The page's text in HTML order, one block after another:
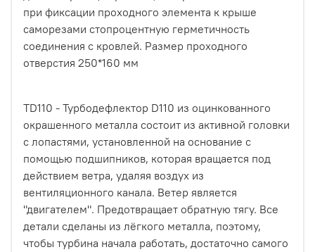
при фиксации проходного элемента к крыше
саморезами стопроцентную герметичность
соединения с кровлей. Размер проходного
отверстия 250*160 мм
TD110 - Турбодефлектор D110 из оцинкованного
окрашенного металла состоит из активной головки
с лопастями, установленной на основание с
помощью подшипников, которая вращается под
действием ветра, удаляя воздух из
вентиляционного канала. Ветер является
"двигателем". Предотвращает обратную тягу. Все
детали сделаны из лёгкого металла, поэтому,
чтобы турбина начала работать, достаточно самого